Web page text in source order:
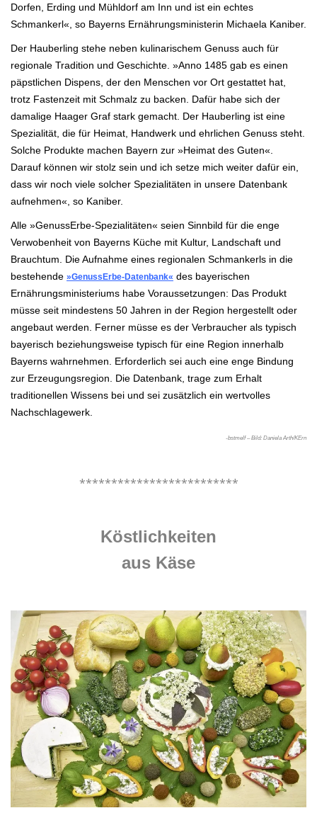
Dorfen, Erding und Mühldorf am Inn und ist ein echtes
Schmankerl«, so Bayerns Ernährungsministerin Michaela Kaniber.
Der Hauberling stehe neben kulinarischem Genuss auch für
regionale Tradition und Geschichte. »Anno 1485 gab es einen
päpstlichen Dispens, der den Menschen vor Ort gestattet hat,
trotz Fastenzeit mit Schmalz zu backen. Dafür habe sich der
damalige Haager Graf stark gemacht. Der Hauberling ist eine
Spezialität, die für Heimat, Handwerk und ehrlichen Genuss steht.
Solche Produkte machen Bayern zur »Heimat des Guten«.
Darauf können wir stolz sein und ich setze mich weiter dafür ein,
dass wir noch viele solcher Spezialitäten in unsere Datenbank
aufnehmen«, so Kaniber.
Alle »GenussErbe-Spezialitäten« seien Sinnbild für die enge
Verwobenheit von Bayerns Küche mit Kultur, Landschaft und
Brauchtum. Die Aufnahme eines regionalen Schmankerls in die
bestehende »GenussErbe-Datenbank« des bayerischen
Ernährungsministeriums habe Voraussetzungen: Das Produkt
müsse seit mindestens 50 Jahren in der Region hergestellt oder
angebaut werden. Ferner müsse es der Verbraucher als typisch
bayerisch beziehungsweise typisch für eine Region innerhalb
Bayerns wahrnehmen. Erforderlich sei auch eine enge Bindung
zur Erzeugungsregion. Die Datenbank, trage zum Erhalt
traditionellen Wissens bei und sei zusätzlich ein wertvolles
Nachschlagewerk.
-bstmelf – Bild: Daniela Arth/KErn
*************************
Köstlichkeiten
aus Käse